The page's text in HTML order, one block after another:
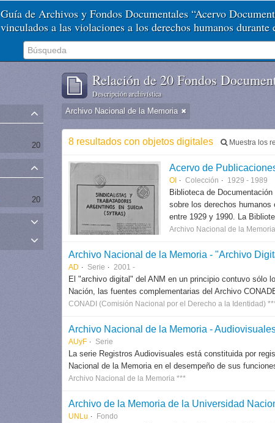
Guía de Archivos y Fondos Documentales “Acervo
vinculados a las violaciones a los derechos humanos durante
20
20
Relación de 20 Fondos
Descripción archivística
Archivo Nacional de la Memoria
8 resultados con objetos digitales Muestra los
Acervo de
OI Colección 1929 - 1989
Biblioteca de
sobre los derechos
entre 1929 y 1990. La
Archivo Nacional de la
Archivo Nacional de la Memoria - "Archivo
AD Serie 2001 -
El "archivo digital" del ANM en un principio contuvo sólo
Nación, las fuentes complementarias del Archivo
CONADI (Comisión Nacional por el Derecho a la Identidad)
Archivo Nacional de la Memoria -
AUyF Serie
La serie Registros Audiovisuales está constituida por
Nacional de la Memoria en el desempeño de sus
Archivo Nacional de la Memoria ***
Archivo de la Memoria de la Universidad
UNLu Fondo